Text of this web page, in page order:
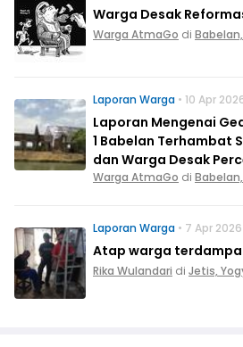
Warga Desak
Warga AtmaGo di
Laporan Warga • 10 Apr
Laporan Mengenai
1 Babelan Terhambat
dan Warga Desak
Warga AtmaGo di
Laporan Warga • 7 Apr 2026
Atap warga
Rika Wulandari di Jetis,